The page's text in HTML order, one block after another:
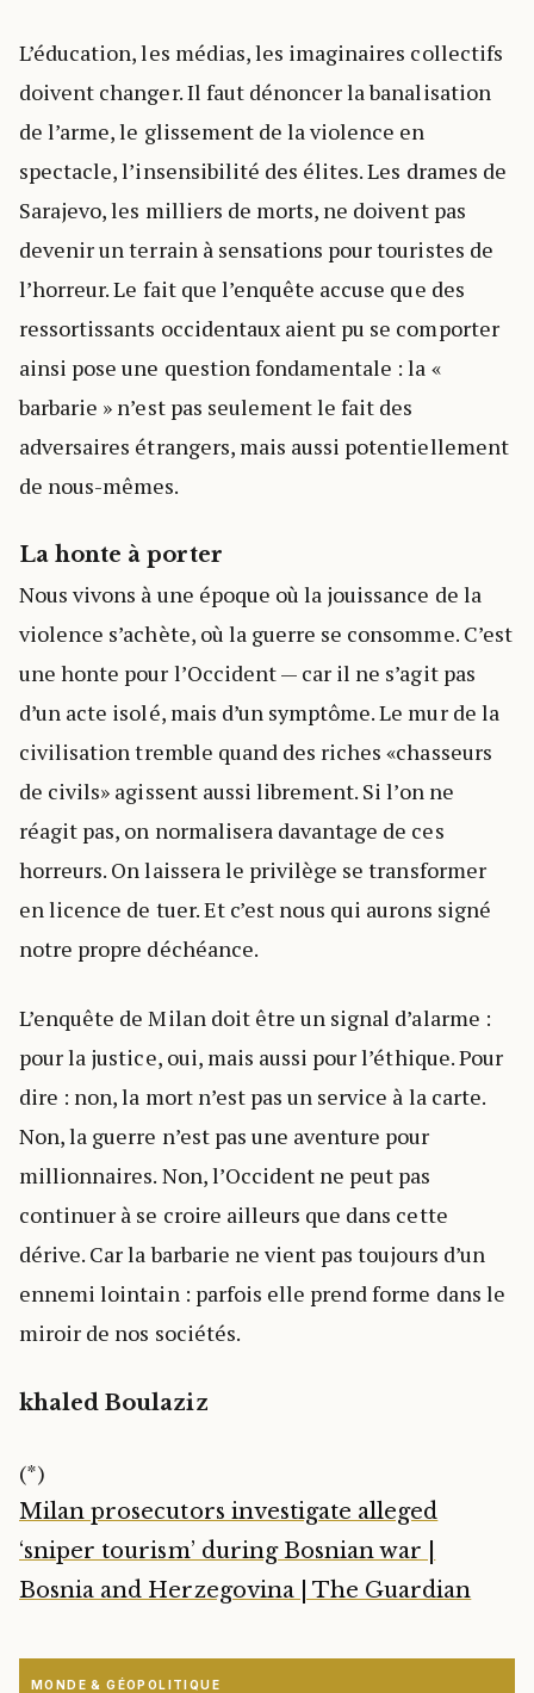
L’éducation, les médias, les imaginaires collectifs
doivent changer. Il faut dénoncer la banalisation
de l’arme, le glissement de la violence en
spectacle, l’insensibilité des élites. Les drames de
Sarajevo, les milliers de morts, ne doivent pas
devenir un terrain à sensations pour touristes de
l’horreur. Le fait que l’enquête accuse que des
ressortissants occidentaux aient pu se comporter
ainsi pose une question fondamentale : la «
barbarie » n’est pas seulement le fait des
adversaires étrangers, mais aussi potentiellement
de nous-mêmes.
La honte à porter
Nous vivons à une époque où la jouissance de la
violence s’achète, où la guerre se consomme. C’est
une honte pour l’Occident — car il ne s’agit pas
d’un acte isolé, mais d’un symptôme. Le mur de la
civilisation tremble quand des riches «chasseurs
de civils» agissent aussi librement. Si l’on ne
réagit pas, on normalisera davantage de ces
horreurs. On laissera le privilège se transformer
en licence de tuer. Et c’est nous qui aurons signé
notre propre déchéance.
L’enquête de Milan doit être un signal d’alarme :
pour la justice, oui, mais aussi pour l’éthique. Pour
dire : non, la mort n’est pas un service à la carte.
Non, la guerre n’est pas une aventure pour
millionnaires. Non, l’Occident ne peut pas
continuer à se croire ailleurs que dans cette
dérive. Car la barbarie ne vient pas toujours d’un
ennemi lointain : parfois elle prend forme dans le
miroir de nos sociétés.
khaled Boulaziz
(*)
Milan prosecutors investigate alleged
‘sniper tourism’ during Bosnian war |
Bosnia and Herzegovina | The Guardian
MONDE & GÉOPOLITIQUE